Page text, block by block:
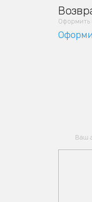
Оформить
Ваш